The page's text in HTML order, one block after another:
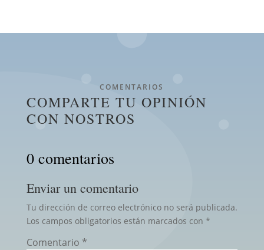
COMENTARIOS
COMPARTE TU OPINIÓN
CON NOSTROS
0 comentarios
Enviar un comentario
Tu dirección de correo electrónico no será publicada.
Los campos obligatorios están marcados con *
Comentario *